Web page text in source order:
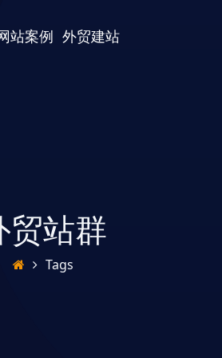
站案例 外贸建站
贸站群
Tags